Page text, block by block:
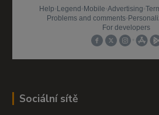
Sociální sítě